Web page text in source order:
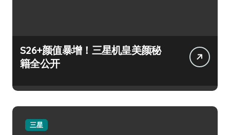
S26+颜值暴增！三星机皇美颜秘
籍全公开
三星